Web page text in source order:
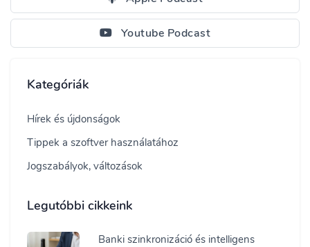
Youtube Podcast
Kategóriák
Hírek és újdonságok
Tippek a szoftver használatához
Jogszabályok, változások
Legutóbbi cikkeink
Banki szinkronizáció és intelligens